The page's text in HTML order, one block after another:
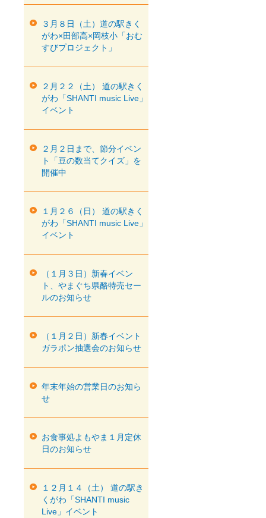
３月８日（土）道の駅きく
がわ×田部高×岡枝小「おむ
すびプロジェクト」
２月２２（土） 道の駅きく
がわ「SHANTI music Live」
イベント
２月２日まで、節分イベン
ト「豆の数当てクイズ」を
開催中
１月２６（日） 道の駅きく
がわ「SHANTI music Live」
イベント
（１月３日）新春イベン
ト、やまぐち県酪特売セー
ルのお知らせ
（１月２日）新春イベント
ガラポン抽選会のお知らせ
年末年始の営業日のお知ら
せ
お食事処よもやま１月定休
日のお知らせ
１２月１４（土） 道の駅き
くがわ「SHANTI music
Live」イベント